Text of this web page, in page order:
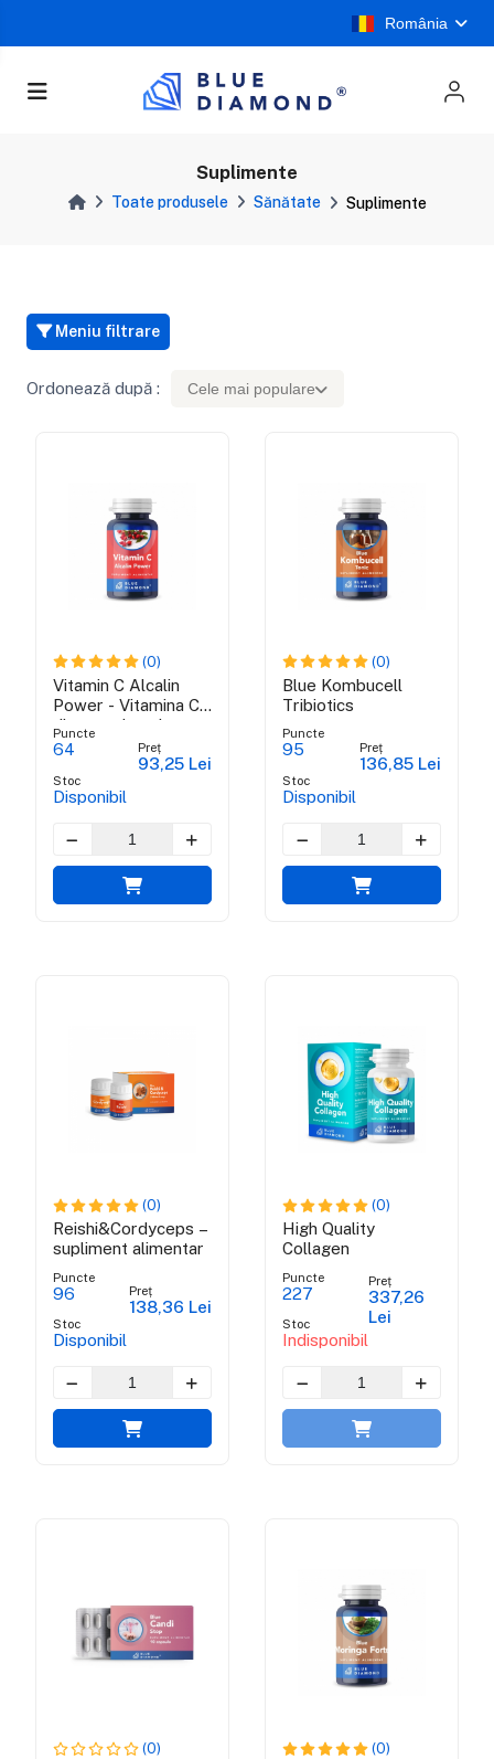
România
Suplimente
Toate produsele Sănătate Suplimente
Meniu filtrare
Ordonează după : Cele mai populare
(0)
Vitamin C Alcalin
Power - Vitamina C
din ascorbat de
calciu, maces si
Puncte
64
Stoc
Disponibil
Preț
93,25 Lei
(0)
Blue Kombucell
Tribiotics
Puncte
95
Stoc
Disponibil
Preț
136,85 Lei
(0)
Reishi&Cordyceps –
supliment alimentar
Puncte
96
Stoc
Disponibil
Preț
138,36 Lei
(0)
High Quality
Collagen
Puncte
227
Stoc
Indisponibil
Preț
337,26
Lei
(0) (0)